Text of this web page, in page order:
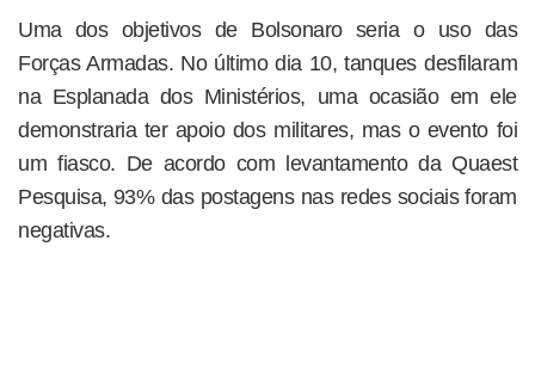
Uma dos objetivos de Bolsonaro seria o uso das
Forças Armadas. No último dia 10, tanques desfilaram
na Esplanada dos Ministérios, uma ocasião em ele
demonstraria ter apoio dos militares, mas o evento foi
um fiasco. De acordo com levantamento da Quaest
Pesquisa, 93% das postagens nas redes sociais foram
negativas.